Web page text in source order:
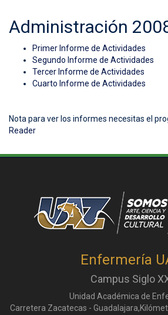
Administración
Primer Informe de Actividades
Segundo Informe de Actividades
Tercer Informe de Actividades
Cuarto Informe de Actividades
Nota para ver los informes necesitas el
Reader
Enfermería
Campus Siglo
Unidad Académica de
Carretera Zacatecas -